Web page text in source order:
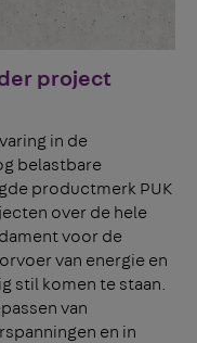
project
in de
belastbare
productmerk PUK
over de hele
voor de
van energie en
stil komen te staan.
van
en in